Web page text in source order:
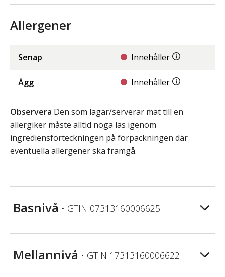
Allergener
Senap Innehåller
Ägg Innehåller
Observera Den som lagar/serverar mat till en
allergiker måste alltid noga läs igenom
ingrediensförteckningen på förpackningen där
eventuella allergener ska framgå.
Basnivå • GTIN 07313160006625
Mellannivå • GTIN 17313160006622